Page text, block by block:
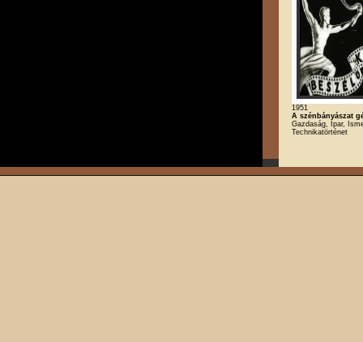
1951
A szénbányászat
Gazdaság, Ipar,
Technikatörténet